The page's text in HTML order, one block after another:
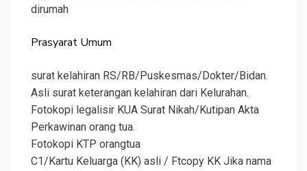
dirumah
Prasyarat Umum
surat kelahiran RS/RB/Puskesmas/Dokter/Bidan.
Asli surat keterangan kelahiran dari Kelurahan.
Fotokopi legalisir KUA Surat Nikah/Kutipan Akta
Perkawinan orang tua.
Fotokopi KTP orangtua
C1/Kartu Keluarga (KK) asli / Ftcopy KK Jika nama